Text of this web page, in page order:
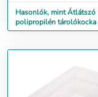
Hasonlók, mint Átlátszó
polipropilén tárolókocka
kockával és ajtókkal